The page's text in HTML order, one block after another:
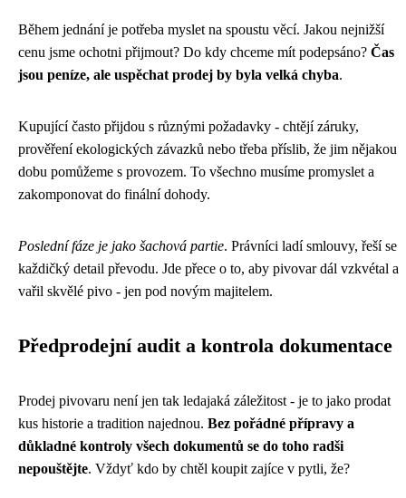
Během jednání je potřeba myslet na spoustu věcí. Jakou nejnižší
cenu jsme ochotni přijmout? Do kdy chceme mít podepsáno? Čas
jsou peníze, ale uspěchat prodej by byla velká chyba.
Kupující často přijdou s různými požadavky - chtějí záruky,
prověření ekologických závazků nebo třeba příslib, že jim nějakou
dobu pomůžeme s provozem. To všechno musíme promyslet a
zakomponovat do finální dohody.
Poslední fáze je jako šachová partie. Právníci ladí smlouvy, řeší se
každičký detail převodu. Jde přece o to, aby pivovar dál vzkvétal a
vařil skvělé pivo - jen pod novým majitelem.
Předprodejní audit a kontrola dokumentace
Prodej pivovaru není jen tak ledajaká záležitost - je to jako prodat
kus historie a tradition najednou. Bez pořádné přípravy a
důkladné kontroly všech dokumentů se do toho radši
nepouštějte. Vždyť kdo by chtěl koupit zajíce v pytli, že?